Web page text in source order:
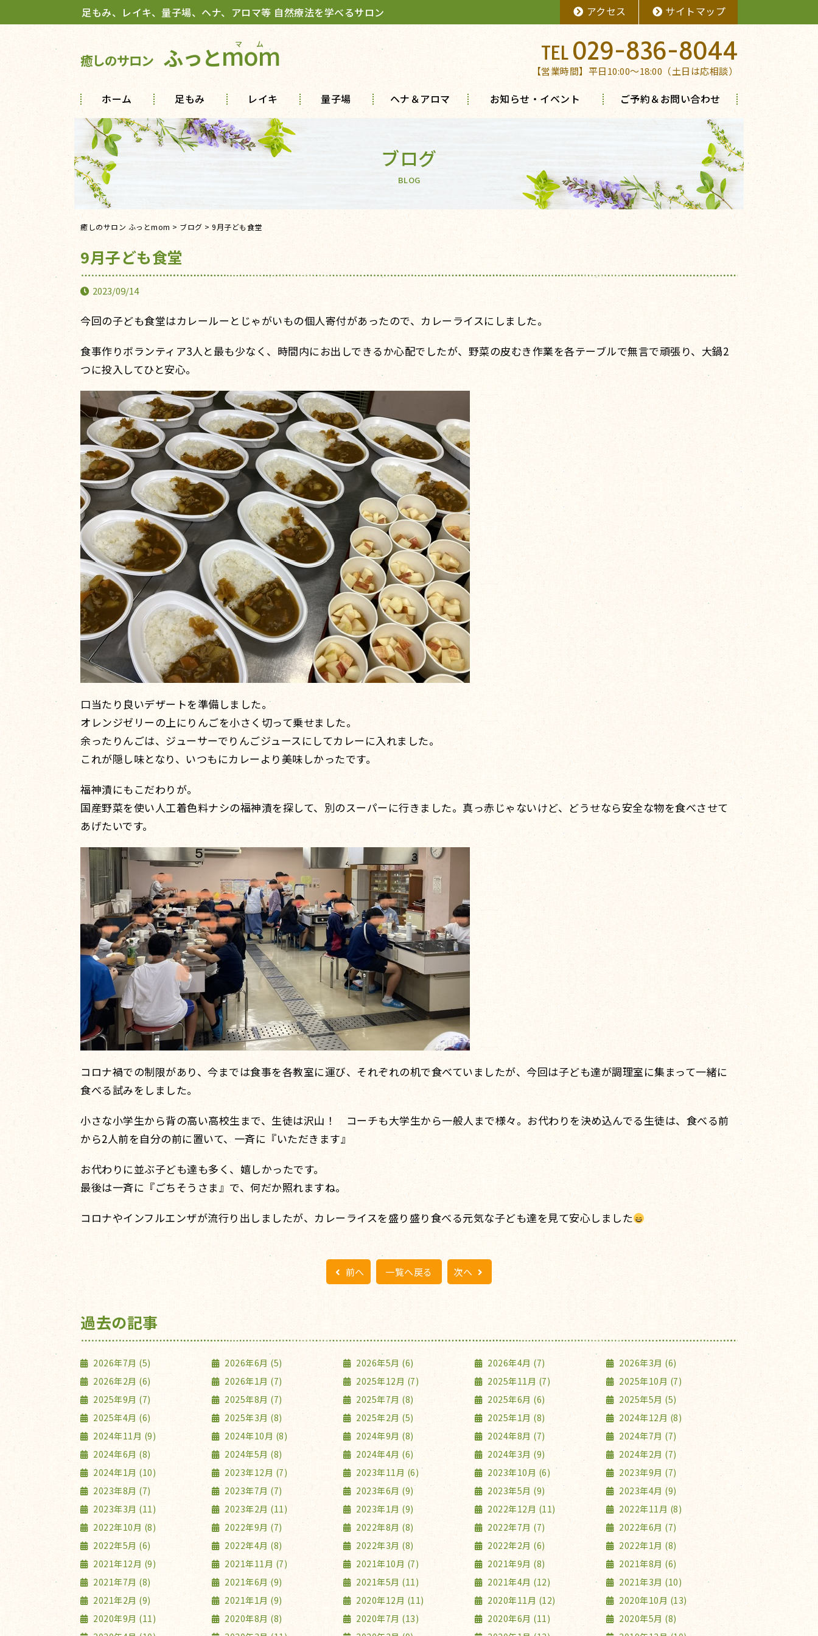
足もみ、レイキ、量子場、ヘナ、アロマ等 自然療法を学べるサロン アクセス サイトマップ
癒しのサロン ふっとmom 029-836-8044
【営業時間】平日10:00～18:00（土日は応相談）
ホーム 足もみ レイキ 量子場 ヘナ＆アロマ お知らせ・イベント ご予約＆お問い合わせ
ブログ
BLOG
癒しのサロン ふっとmom > ブログ > 9月子ども食堂
9月子ども食堂
2023/09/14
今回の子ども食堂はカレールーとじゃがいもの個人寄付があったので、カレーライスにしました。
食事作りボランティア3人と最も少なく、時間内にお出しできるか心配でしたが、野菜の皮むき作業を各テーブルで無言で頑張り、大鍋2
つに投入してひと安心。
口当たり良いデザートを準備しました。
オレンジゼリーの上にりんごを小さく切って乗せました。
余ったりんごは、ジューサーでりんごジュースにしてカレーに入れました。
これが隠し味となり、いつもにカレーより美味しかったです。
福神漬にもこだわりが。
国産野菜を使い人工着色料ナシの福神漬を探して、別のスーパーに行きました。真っ赤じゃないけど、どうせなら安全な物を食べさせて
あげたいです。
コロナ禍での制限があり、今までは食事を各教室に運び、それぞれの机で食べていましたが、今回は子ども達が調理室に集まって一緒に
食べる試みをしました。
小さな小学生から背の高い高校生まで、生徒は沢山！ コーチも大学生から一般人まで様々。お代わりを決め込んでる生徒は、食べる前
から2人前を自分の前に置いて、一斉に『いただきます』
お代わりに並ぶ子ども達も多く、嬉しかったです。
最後は一斉に『ごちそうさま』で、何だか照れますね。
コロナやインフルエンザが流行り出しましたが、カレーライスを盛り盛り食べる元気な子ども達を見て安心しました
前へ 一覧へ戻る 次へ
過去の記事
2026年7月 (5) 2026年6月 (5) 2026年5月 (6) 2026年4月 (7)
2026年3月 (6)
2026年2月 (6)
2026年1月 (7) 2025年12月 (7) 2025年11月 (7)
2025年10月 (7)
2025年9月 (7)
2025年8月 (7) 2025年7月 (8) 2025年6月 (6)
2025年5月 (5)
2025年4月 (6)
2025年3月 (8) 2025年2月 (5) 2025年1月 (8)
2024年12月 (8)
2024年11月 (9)
2024年10月 (8) 2024年9月 (8) 2024年8月 (7)
2024年7月 (7)
2024年6月 (8)
2024年5月 (8) 2024年4月 (6) 2024年3月 (9)
2024年2月 (7)
2024年1月 (10)
2023年12月 (7) 2023年11月 (6) 2023年10月 (6)
2023年9月 (7)
2023年8月 (7)
2023年7月 (7) 2023年6月 (9) 2023年5月 (9)
2023年4月 (9)
2023年3月 (11)
2023年2月 (11) 2023年1月 (9) 2022年12月 (11)
2022年11月 (8)
2022年10月 (8)
2022年9月 (7) 2022年8月 (8) 2022年7月 (7)
2022年6月 (7)
2022年5月 (6)
2022年4月 (8) 2022年3月 (8) 2022年2月 (6)
2022年1月 (8)
2021年12月 (9)
2021年11月 (7) 2021年10月 (7) 2021年9月 (8)
2021年8月 (6)
2021年7月 (8)
2021年6月 (9) 2021年5月 (11) 2021年4月 (12)
2021年3月 (10)
2021年2月 (9)
2021年1月 (9) 2020年12月 (11) 2020年11月 (12)
2020年10月 (13)
2020年9月 (11)
2020年8月 (8) 2020年7月 (13) 2020年6月 (11)
2020年5月 (8)